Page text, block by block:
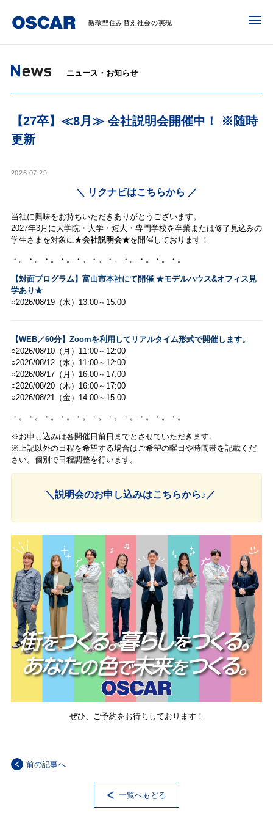
循環型住み替え社会の実現
ニュース・お知らせ
【27卒】≪8月≫ 会社説明会開催中！ ※随時
更新
2026.07.29
＼ リクナビはこちらから ／
当社に興味をお持ちいただきありがとうございます。
2027年3月に大学院・大学・短大・専門学校を卒業または修了見込みの
学生さまを対象に★会社説明会★を開催しております！
・。・。・。・。・。・。・。・。・。・。・。
【対面プログラム】富山市本社にて開催 ★モデルハウス&オフィス見
学あり★
○2026/08/19（水）13:00～15:00
【WEB／60分】Zoomを利用してリアルタイム形式で開催します。
○2026/08/10（月）11:00～12:00
○2026/08/12（水）11:00～12:00
○2026/08/17（月）16:00～17:00
○2026/08/20（木）16:00～17:00
○2026/08/21（金）14:00～15:00
・。・。・。・。・。・。・。・。・。・。・。
※お申し込みは各開催日前日までとさせていただきます。
※上記以外の日程を希望する場合はご希望の曜日や時間帯を記載くだ
さい。個別で日程調整を行います。
＼説明会のお申し込みはこちらから♪／
ぜひ、ご予約をお待ちしております！
前の記事へ
一覧へもどる